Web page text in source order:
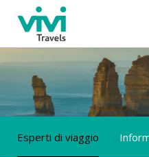
Esperti di viaggio